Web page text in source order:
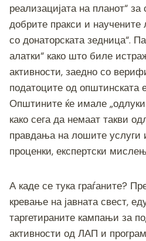
реализацијата на планот“
добрите пракси и научените
со донаторската зедница“.
алатки“ како што биле
активности, заедно со
податоците од општинската
Општините ќе имале
како сега да немаат такви
правдања на лошите
проценки, експертски
А каде се тука граѓаните?
кревање на јавната свест,
таргетираните кампањи за
активности од ЛАП и